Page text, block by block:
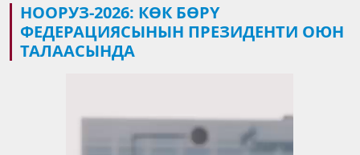
НООРУЗ-2026: КӨК БӨРҮ
ФЕДЕРАЦИЯСЫНЫН ПРЕЗИДЕНТИ ОЮН
ТАЛААСЫНДА